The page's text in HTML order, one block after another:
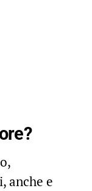
anche e